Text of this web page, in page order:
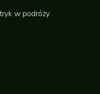
w podróży